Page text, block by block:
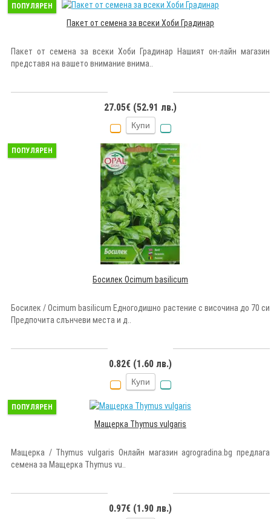
ПОПУЛЯРЕН
Пакет от семена за всеки Хоби Градинар
Пакет от семена за всеки Хоби Градинар Нашият он-лайн магазин
представя на вашето внимание внима..
27.05€ (52.91 лв.)
Купи
ПОПУЛЯРЕН
Босилек Ocimum basilicum
Босилек / Ocimum basilicum Едногодишно растение с височина до 70 си
Предпочита слънчеви места и д..
0.82€ (1.60 лв.)
Купи
ПОПУЛЯРЕН
Мащерка Thymus vulgaris
Мащерка / Thymus vulgaris Онлайн магазин agrogradina.bg предлага
семена за Мащерка Thymus vu..
0.97€ (1.90 лв.)